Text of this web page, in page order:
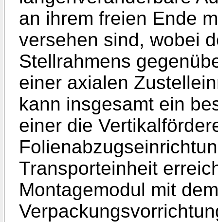
an ihrem freien Ende
versehen sind, wobei
Stellrahmens
einer axialen
kann insgesamt ein
einer die
Transporteinheit
Montagemodul mit